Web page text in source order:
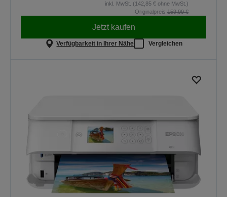
inkl. MwSt. (142,85 € ohne MwSt.)
Originalpreis 159,99 €
Jetzt kaufen
Verfügbarkeit in Ihrer Nähe Vergleichen